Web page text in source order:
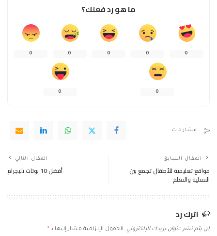
ما هو رد فعلك؟
0
0
0
0
0
0
0
مشاركات
المقال السابق
مواقع تعليمية للأطفال تجمع بين
التسلية والتعلم
المقال التالي
أفضل 10 بوتات تليجرام
اترك رد
لن يتم نشر عنوان بريدك الإلكتروني. الحقول الإلزامية مشار إليها بـ *